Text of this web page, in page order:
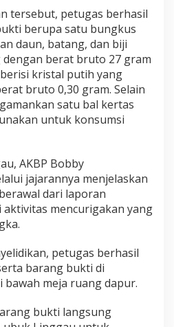
i
n
g
g
i
J
a
l
tersebut, petugas berhasil
berupa satu bungkus
daun, batang, dan biji
berat bruto 27 gram
kristal putih yang
bruto 0,30 gram. Selain
satu bal kertas
untuk konsumsi
AKBP Bobby
jajarannya menjelaskan
dari laporan
aktivitas mencurigakan yang
petugas berhasil
barang bukti di
meja ruang dapur.
bukti langsung